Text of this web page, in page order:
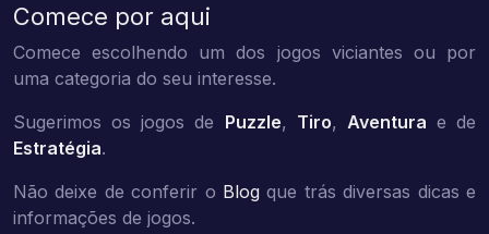
Comece por aqui
Comece escolhendo um dos jogos viciantes ou por
uma categoria do seu interesse.
Sugerimos os jogos de Puzzle, Tiro, Aventura e de
Estratégia.
Não deixe de conferir o Blog que trás diversas dicas e
informações de jogos.